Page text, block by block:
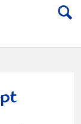
Norrmejerier